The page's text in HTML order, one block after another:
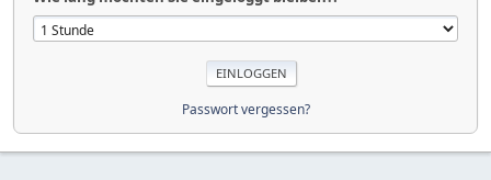
Passwort vergessen?